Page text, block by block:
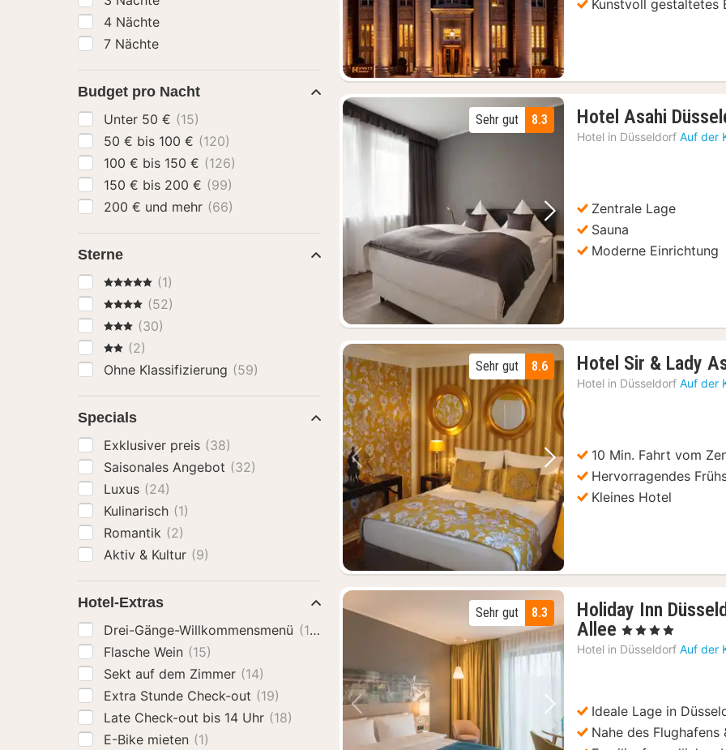
Kunstvoll gestaltetes
Vorheriges Bild Nächstes Bild
8.3
Sehr gut Hotel Asahi
Hotel in Düsseldorf Auf der
Zentrale Lage
Sauna
Moderne Einrichtung
Vorheriges Bild Nächstes Bild
8.6
Sehr gut Hotel Sir & Lady
Hotel in Düsseldorf Auf der
10 Min. Fahrt vom
Hervorragendes
Kleines Hotel
Vorheriges Bild Nächstes Bild
8.3
Sehr gut
Holiday Inn
Allee 1
Nacht
€
, 4 Sterne
Hotel in Düsseldorf Auf der
Ideale Lage in
Nahe des
4 Nächte
7 Nächte
Budget pro Nacht
Unter 50 € (15)
50 € bis 100 € (120)
100 € bis 150 € (126)
150 € bis 200 € (99)
200 € und mehr (66)
Sterne
5 Sterne (1)
4 Sterne(52)
3 Sterne
(30)
2 Sterne
(2)
Ohne Klassifizierung (59)
Specials
Exklusiver preis (38)
Saisonales Angebot (32)
Luxus (24)
Kulinarisch (1)
Romantik (2)
Aktiv & Kultur (9)
Hotel-Extras
Drei-Gänge-Willkommensmenü (15)
Flasche Wein (15)
Sekt auf dem Zimmer (14)
Extra Stunde Check-out (19)
Late Check-out bis 14 Uhr (18)
E-Bike mieten (1)